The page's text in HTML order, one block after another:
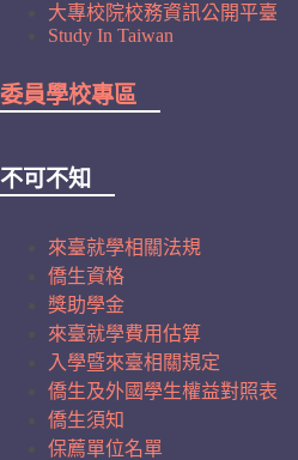
大專校院校務資訊公開平臺
Study In Taiwan
委員學校專區
不可不知
來臺就學相關法規
僑生資格
獎助學金
來臺就學費用估算
入學暨來臺相關規定
僑生及外國學生權益對照表
僑生須知
保薦單位名單